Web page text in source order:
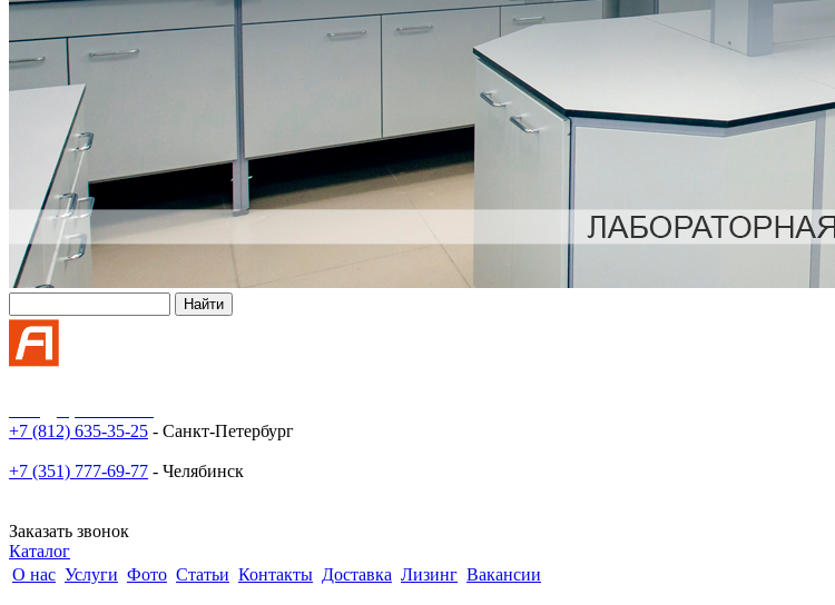
+7 (812) 635-35-25 - Санкт-Петербург
+7 (351) 777-69-77 - Челябинск
Заказать звонок
Каталог
О нас Услуги Фото Статьи Контакты Доставка Лизинг Вакансии